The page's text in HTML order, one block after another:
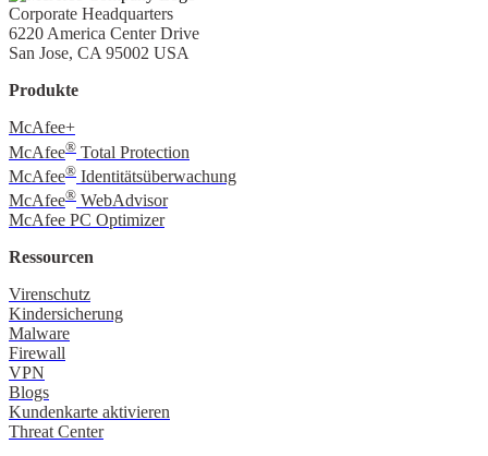
Corporate Headquarters
6220 America Center Drive
San Jose, CA 95002 USA
Produkte
McAfee+
McAfee® Total Protection
McAfee® Identitätsüberwachung
McAfee® WebAdvisor
McAfee PC Optimizer
Ressourcen
Virenschutz
Kindersicherung
Malware
Firewall
VPN
Blogs
Kundenkarte aktivieren
Threat Center